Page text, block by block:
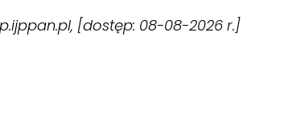
[dostęp: 08-08-2026 r.]